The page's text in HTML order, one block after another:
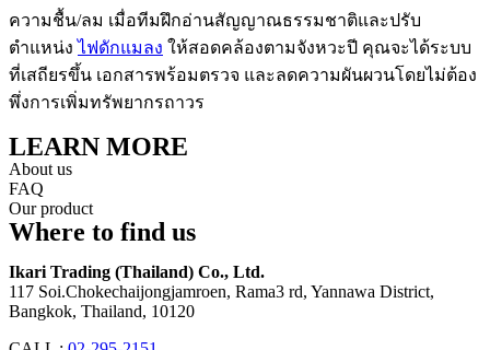
ความชื้น/ลม เมื่อทีมฝึกอ่านสัญญาณธรรมชาติและปรับ
ตำแหน่งไฟดักแมลง ให้สอดคล้องตามจังหวะปี คุณจะได้ระบบ
ที่เสถียรขึ้น เอกสารพร้อมตรวจ และลดความผันผวนโดยไม่ต้อง
พึ่งการเพิ่มทรัพยากรถาวร
LEARN MORE
About us
FAQ
Our product
Where to find us
Ikari Trading (Thailand) Co., Ltd.
117 Soi.Chokechaijongjamroen, Rama3 rd, Yannawa District,
Bangkok, Thailand, 10120